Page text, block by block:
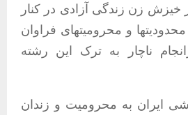
خیزش زن زندگی آزادی در کنار
و محرومیتهای فراوان
ناچار به ترک این رشته
ایران به محرومیت و زندان